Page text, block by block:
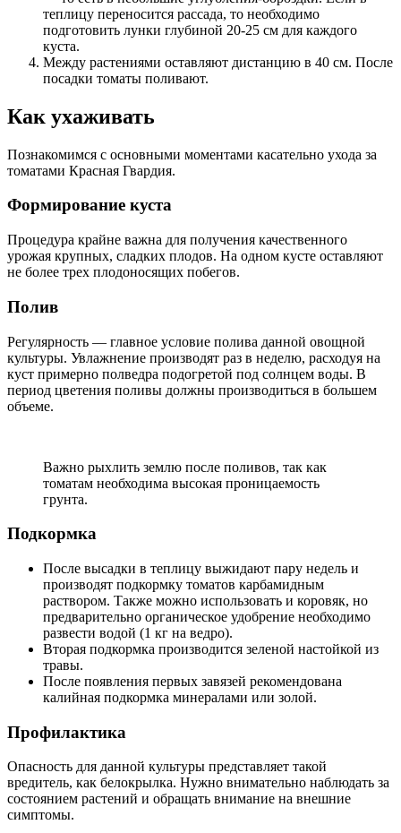
теплицу переносится рассада, то необходимо
подготовить лунки глубиной 20-25 см для каждого
куста.
Между растениями оставляют дистанцию в 40 см. После
посадки томаты поливают.
Как ухаживать
Познакомимся с основными моментами касательно ухода за
томатами Красная Гвардия.
Формирование куста
Процедура крайне важна для получения качественного
урожая крупных, сладких плодов. На одном кусте оставляют
не более трех плодоносящих побегов.
Полив
Регулярность — главное условие полива данной овощной
культуры. Увлажнение производят раз в неделю, расходуя на
куст примерно полведра подогретой под солнцем воды. В
период цветения поливы должны производиться в большем
объеме.
Важно рыхлить землю после поливов, так как
томатам необходима высокая проницаемость
грунта.
Подкормка
После высадки в теплицу выжидают пару недель и
производят подкормку томатов карбамидным
раствором. Также можно использовать и коровяк, но
предварительно органическое удобрение необходимо
развести водой (1 кг на ведро).
Вторая подкормка производится зеленой настойкой из
травы.
После появления первых завязей рекомендована
калийная подкормка минералами или золой.
Профилактика
Опасность для данной культуры представляет такой
вредитель, как белокрылка. Нужно внимательно наблюдать за
состоянием растений и обращать внимание на внешние
симптомы.